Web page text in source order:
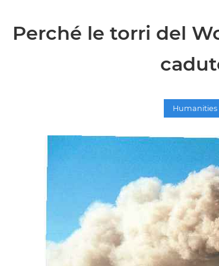
Perché le torri del
Humanities